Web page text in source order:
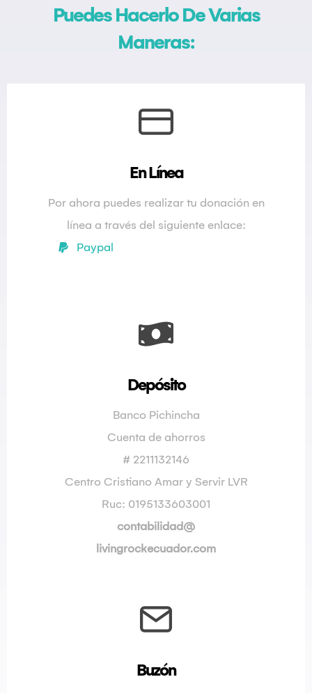
Puedes Hacerlo De Varias
Maneras:
En Línea
Por ahora puedes realizar tu donación en
línea a través del siguiente enlace:
Paypal
Depósito
Banco Pichincha
Cuenta de ahorros
# 2211132146
Centro Cristiano Amar y Servir LVR
Ruc: 0195133603001
contabilidad@
livingrockecuador.com
Buzón